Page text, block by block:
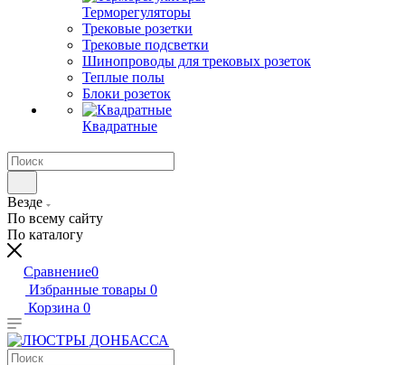
Терморегуляторы
Трековые розетки
Трековые подсветки
Шинопроводы для трековых розеток
Теплые полы
Блоки розеток
Квадратные
Везде
По всему сайту
По каталогу
Сравнение0
Избранные товары 0
Корзина 0